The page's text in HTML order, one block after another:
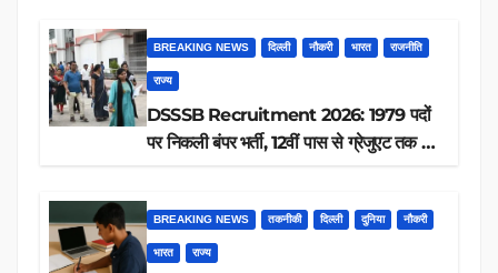
BREAKING NEWS दिल्ली नौकरी भारत राजनीति
राज्य
DSSSB Recruitment 2026: 1979 पदों
पर निकली बंपर भर्ती, 12वीं पास से ग्रेजुएट तक करें
BREAKING NEWS तकनीकी दिल्ली दुनिया नौकरी
भारत राज्य